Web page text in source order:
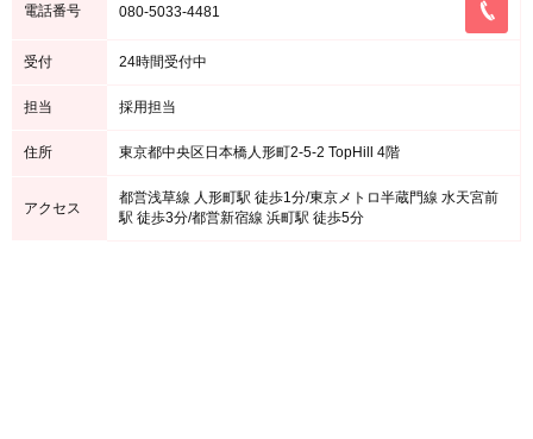
電話番号 080-5033-4481
受付 24時間受付中
担当 採用担当
住所 東京都中央区日本橋人形町2-5-2 TopHill 4階
アクセス
都営浅草線 人形町駅 徒歩1分/東京メトロ半蔵門線 水天宮前
駅 徒歩3分/都営新宿線 浜町駅 徒歩5分